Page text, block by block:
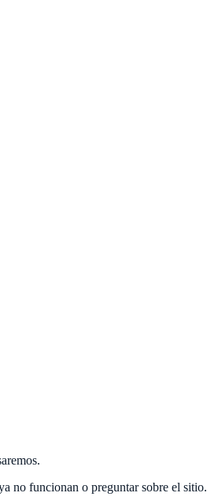
no funcionan o preguntar sobre el sitio.